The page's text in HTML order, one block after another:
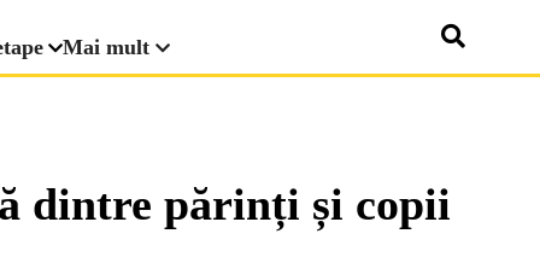
Mai mult
dintre părinți și copii